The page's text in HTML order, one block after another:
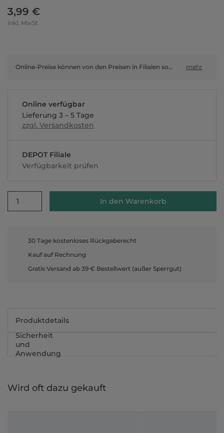
3,99 €
inkl. MwSt
Online-Preise können von den Preisen in Filialen sowie Shop-in-Shop-Flächen abweichen. mehr
Online verfügbar
Lieferung 3 – 5 Tage
zzgl. Versandkosten
DEPOT Filiale
Verfügbarkeit prüfen
1 In den Warenkorb
30 Tage kostenloses Rückgaberecht
Kauf auf Rechnung
Gratis Versand ab 39 € Bestellwert (außer Sperrgut)
Produktdetails
Sicherheit
und
Anwendung
Wird oft dazu gekauft